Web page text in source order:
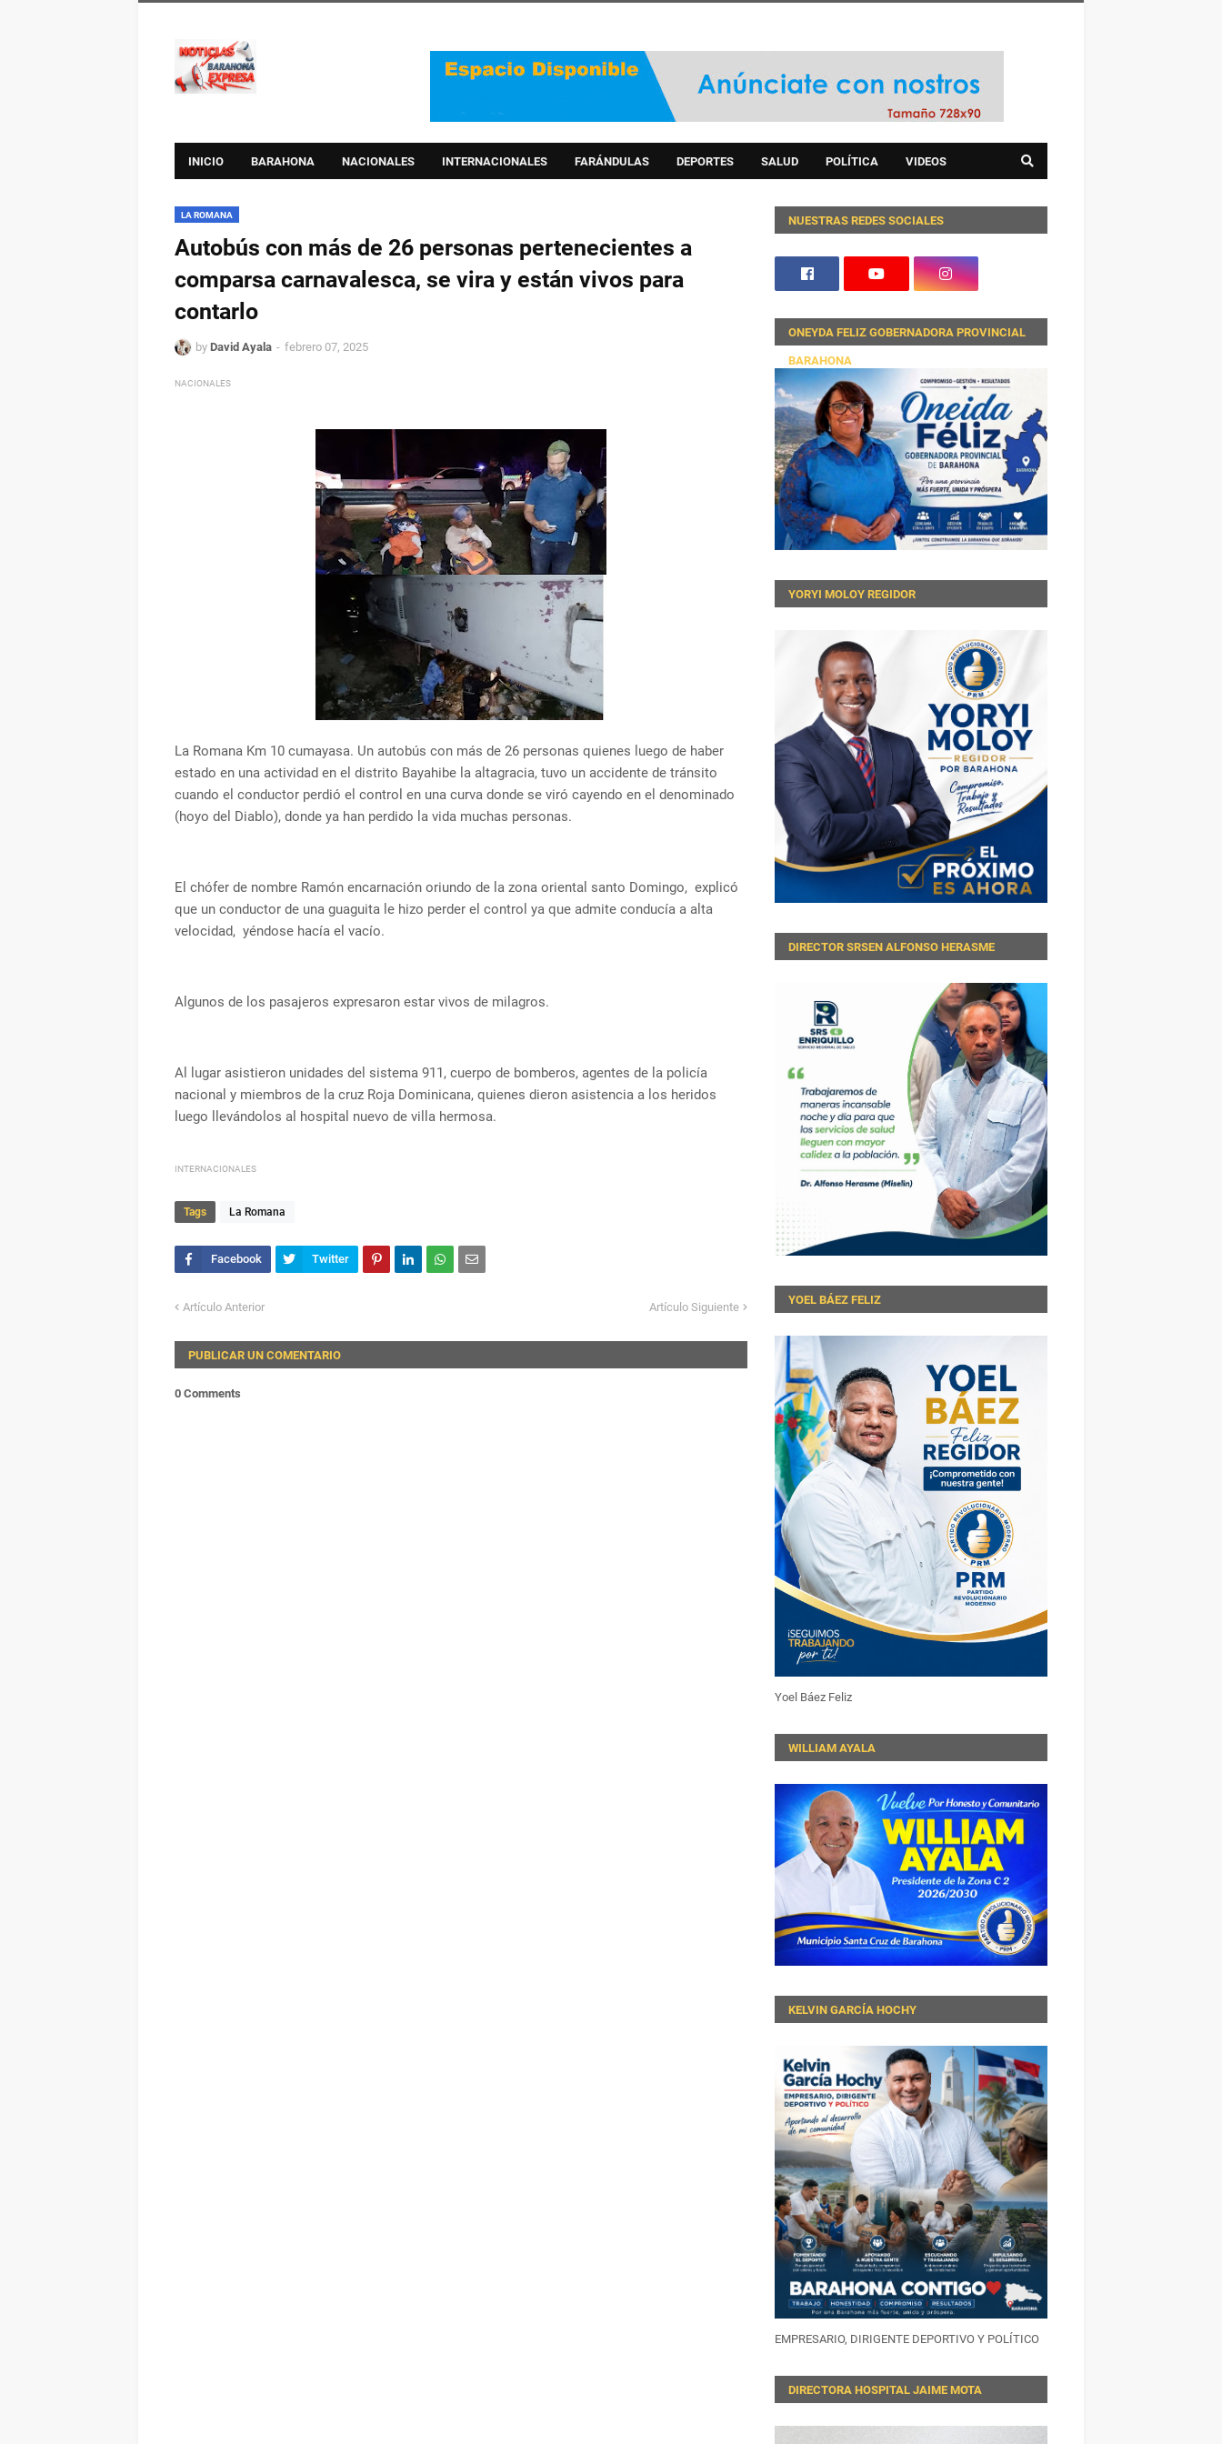
INICIO BARAHONA NACIONALES INTERNACIONALES FARÁNDULAS DEPORTES SALUD POLÍTICA VIDEOS
LA ROMANA
Autobús con más de 26 personas pertenecientes a
comparsa carnavalesca, se vira y están vivos para
contarlo
by David Ayala febrero 07, 2025
NACIONALES
La Romana Km 10 cumayasa. Un autobús con más de 26 personas quienes luego de haber
estado en una actividad en el distrito Bayahibe la altagracia, tuvo un accidente de tránsito
cuando el conductor perdió el control en una curva donde se viró cayendo en el denominado
(hoyo del Diablo), donde ya han perdido la vida muchas personas.
El chófer de nombre Ramón encarnación oriundo de la zona oriental santo Domingo, explicó
que un conductor de una guaguita le hizo perder el control ya que admite conducía a alta
velocidad, yéndose hacía el vacío.
Algunos de los pasajeros expresaron estar vivos de milagros.
Al lugar asistieron unidades del sistema 911, cuerpo de bomberos, agentes de la policía
nacional y miembros de la cruz Roja Dominicana, quienes dieron asistencia a los heridos
luego llevándolos al hospital nuevo de villa hermosa.
INTERNACIONALES
Tags La Romana
Artículo Anterior Artículo Siguiente
PUBLICAR UN COMENTARIO
0 Comments
NUESTRAS REDES SOCIALES
ONEYDA FELIZ GOBERNADORA PROVINCIAL
BARAHONA
YORYI MOLOY REGIDOR
DIRECTOR SRSEN ALFONSO HERASME
YOEL BÁEZ FELIZ
Yoel Báez Feliz
WILLIAM AYALA
KELVIN GARCÍA HOCHY
EMPRESARIO, DIRIGENTE DEPORTIVO Y POLÍTICO
DIRECTORA HOSPITAL JAIME MOTA